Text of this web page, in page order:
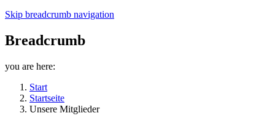
Skip breadcrumb navigation
Breadcrumb
you are here:
Start
Startseite
Unsere Mitglieder